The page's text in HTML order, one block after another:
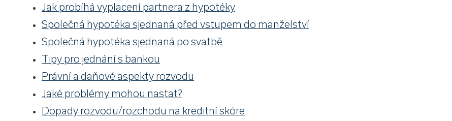
Jak probíhá vyplacení partnera z hypotéky
Společná hypotéka sjednaná před vstupem do manželství
Společná hypotéka sjednaná po svatbě
Tipy pro jednání s bankou
Právní a daňové aspekty rozvodu
Jaké problémy mohou nastat?
Dopady rozvodu/rozchodu na kreditní skóre